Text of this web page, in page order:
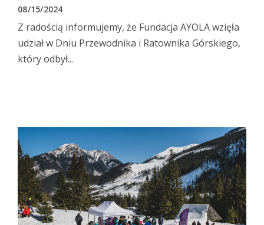
08/15/2024
Z radością informujemy, że Fundacja AYOLA wzięła
udział w Dniu Przewodnika i Ratownika Górskiego,
który odbył...